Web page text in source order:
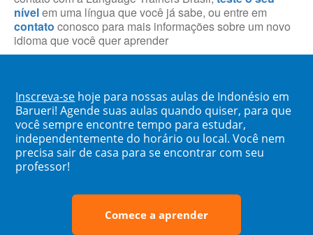
nívelem uma língua que você já sabe, ou entre em
contato conosco para mais informações sobre um novo
idioma que você quer aprender
Inscreva-se hoje para nossas aulas de Indonésio em
Barueri! Agende suas aulas quando quiser, para que
você sempre encontre tempo para estudar,
independentemente do horário ou local. Você nem
precisa sair de casa para se encontrar com seu
professor!
Comece a aprender